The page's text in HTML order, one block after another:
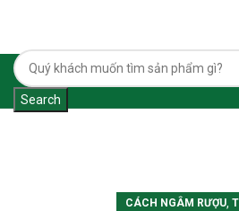
Search
CÁCH NGÂM RƯỢU,